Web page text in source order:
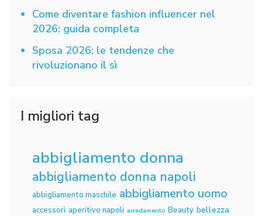
Come diventare fashion influencer nel
2026: guida completa
Sposa 2026: le tendenze che
rivoluzionano il sì
I migliori tag
abbigliamento donna
abbigliamento donna napoli
abbigliamento maschile abbigliamento uomo
accessori aperitivo napoli arredamento Beauty bellezza